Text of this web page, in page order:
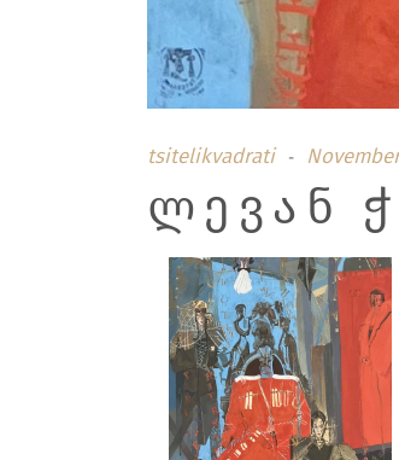
tsitelikvadrati
ᲚᲔᲕᲐᲜ